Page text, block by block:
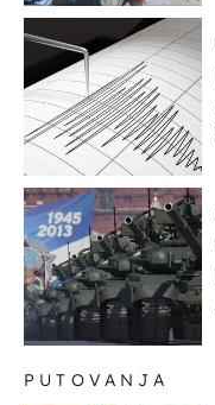
PUTOVANJA